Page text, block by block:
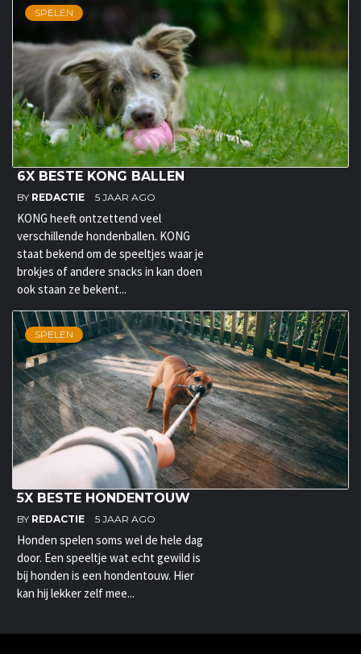
SPELEN
6X BESTE KONG BALLEN
BY REDACTIE 5 JAAR AGO
KONG heeft ontzettend veel
verschillende hondenballen. KONG
staat bekend om de speeltjes waar je
brokjes of andere snacks in kan doen
ook staan ze bekent...
SPELEN
5X BESTE HONDENTOUW
BY REDACTIE 5 JAAR AGO
Honden spelen soms wel de hele dag
door. Een speeltje wat echt gewild is
bij honden is een hondentouw. Hier
kan hij lekker zelf mee...